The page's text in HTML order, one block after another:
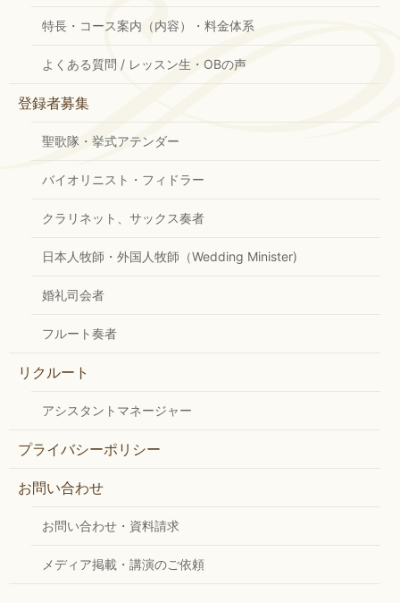
特長・コース案内（内容）・料金体系
よくある質問 / レッスン生・OBの声
登録者募集
聖歌隊・挙式アテンダー
バイオリニスト・フィドラー
クラリネット、サックス奏者
日本人牧師・外国人牧師（Wedding Minister)
婚礼司会者
フルート奏者
リクルート
アシスタントマネージャー
プライバシーポリシー
お問い合わせ
お問い合わせ・資料請求
メディア掲載・講演のご依頼